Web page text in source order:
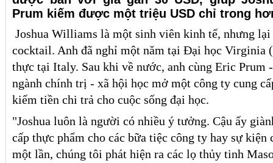
Prum kiếm được một triệu USD chỉ trong
Joshua Williams là một sinh viên kinh tế, nhưng lại
cocktail. Anh đã nghỉ một năm tại Đại học Virginia
thực tại Italy. Sau khi về nước, anh cùng Eric Prum
ngành chính trị - xã hội học mở một công ty cung
kiếm tiền chi trả cho cuộc sống đại học.
"Joshua luôn là người có nhiều ý tưởng. Cậu ấy
cấp thực phẩm cho các bữa tiệc công ty hay sự kiện
một lần, chúng tôi phát hiện ra các lọ thủy tinh